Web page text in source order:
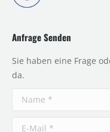
Anfrage Senden
Sie haben eine Frage
da.
Name *
E-Mail *